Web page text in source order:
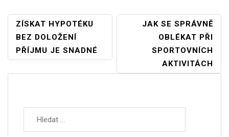
Navigace
Pro
Příspěvek
ZÍSKAT HYPOTÉKU
BEZ DOLOŽENÍ
PŘÍJMU JE SNADNÉ
JAK SE SPRÁVNĚ
OBLÉKAT PŘI
SPORTOVNÍCH
AKTIVITÁCH